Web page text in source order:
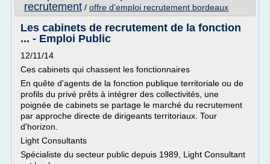
recrutement / offre d'emploi recrutement bordeaux
Les cabinets de recrutement de la fonction
... - Emploi Public
12/11/14
Ces cabinets qui chassent les fonctionnaires
En quête d'agents de la fonction publique territoriale ou de
profils du privé prêts à intégrer des collectivités, une
poignée de cabinets se partage le marché du recrutement
par approche directe de dirigeants territoriaux. Tour
d'horizon.
Light Consultants
Spécialiste du secteur public depuis 1989, Light Consultant